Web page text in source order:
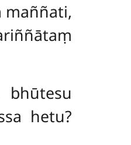
maññati,
hetu?